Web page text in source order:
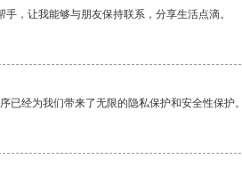
，让我能够与朋友保持联系，分享生活点滴。
已经为我们带来了无限的隐私保护和安全性保护